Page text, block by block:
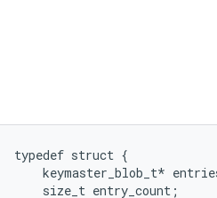
typedef struct {
keymaster_blob_t*
    size_t entry_count;